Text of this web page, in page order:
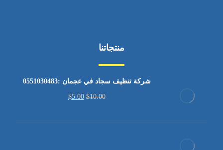
منتجاتنا
شركة تنظيف سجاد في عجمان :0551030483
$10.00
$5.00